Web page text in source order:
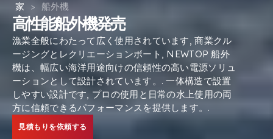
家 > 船外機
高性能船外機発売
漁業全般にわたって広く使用されています, 商業クル
ージングとレクリエーションボート, NEWTOP 船外
機は、幅広い海洋用途向けの信頼性の高い電源ソリュ
ーションとして設計されています。. 一体構造で設置
しやすい設計です, プロの使用と日常の水上使用の両
方に信頼できるパフォーマンスを提供します。.
見積もりを依頼する